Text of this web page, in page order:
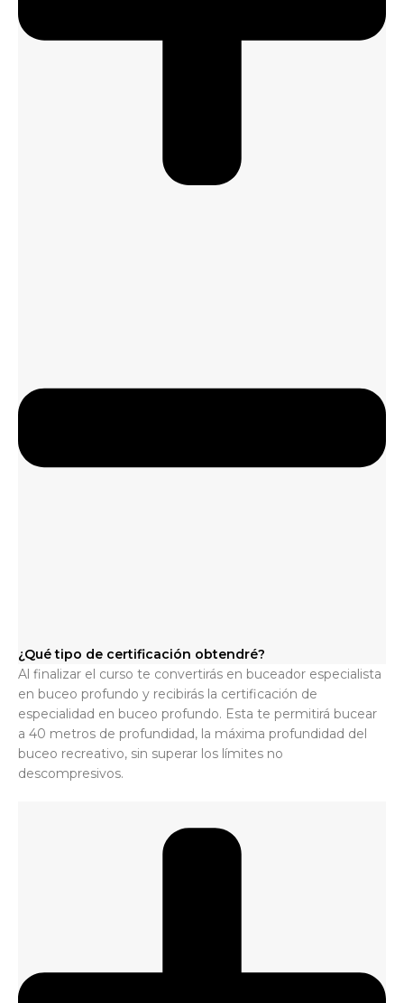
¿Qué tipo de certificación obtendré?
Al finalizar el curso te convertirás en buceador especialista
en buceo profundo y recibirás la certificación de
especialidad en buceo profundo. Esta te permitirá bucear
a 40 metros de profundidad, la máxima profundidad del
buceo recreativo, sin superar los límites no
descompresivos.